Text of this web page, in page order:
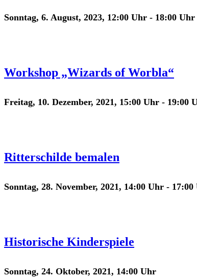
Sonntag, 6. August, 2023, 12:00 Uhr - 18:00 Uhr
Workshop „Wizards of Worbla“
Freitag, 10. Dezember, 2021, 15:00 Uhr - 19:00
Ritterschilde bemalen
Sonntag, 28. November, 2021, 14:00 Uhr - 17:00
Historische Kinderspiele
Sonntag, 24. Oktober, 2021, 14:00 Uhr